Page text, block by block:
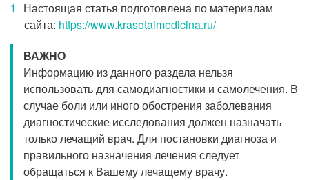
Настоящая статья подготовлена по материалам
сайта: https://www.krasotaimedicina.ru/
ВАЖНО
Информацию из данного раздела нельзя
использовать для самодиагностики и самолечения. В
случае боли или иного обострения заболевания
диагностические исследования должен назначать
только лечащий врач. Для постановки диагноза и
правильного назначения лечения следует
обращаться к Вашему лечащему врачу.